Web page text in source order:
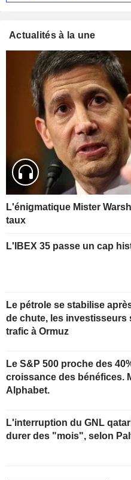
Actualités à la une
L'énigmatique Mister
taux
L'IBEX 35 passe un cap
Le pétrole se stabilise
de chute, les investisseurs
trafic à Ormuz
Le S&P 500 proche des
croissance des bénéfices.
Alphabet.
L'interruption du GNL
durer des "mois", selon